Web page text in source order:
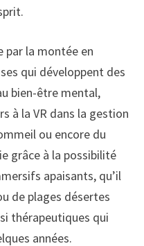
la montée en
qui développent des
bien-être mental,
à la VR dans la gestion
ou encore du
grâce à la possibilité
apaisants, qu’il
de plages désertes
thérapeutiques qui
années.